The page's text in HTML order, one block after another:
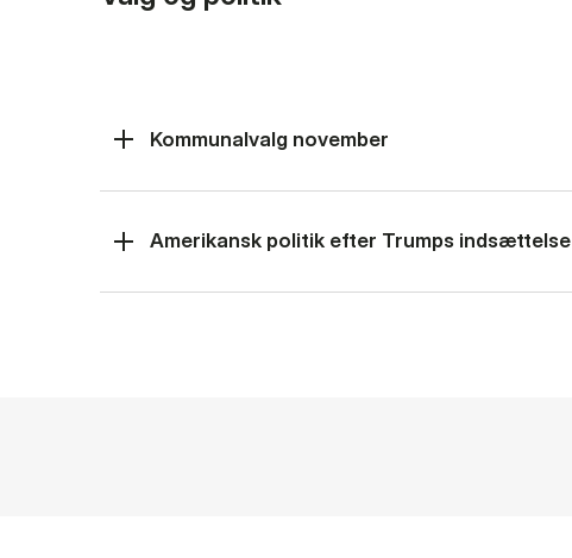
Kommunalvalg november
Amerikansk politik efter Trumps indsættelse